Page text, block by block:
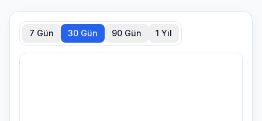
7 Gün 30 Gün 90 Gün 1 Yıl